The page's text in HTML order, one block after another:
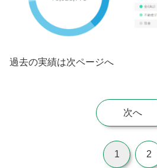
過去の実績は次ページへ
次へ
1 2